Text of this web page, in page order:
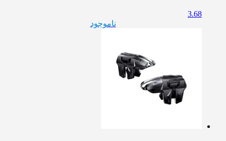
3.68
ناموجود